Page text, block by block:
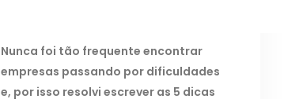
Nunca foi tão frequente encontrar
empresas passando por dificuldades
e, por isso resolvi escrever as 5 dicas